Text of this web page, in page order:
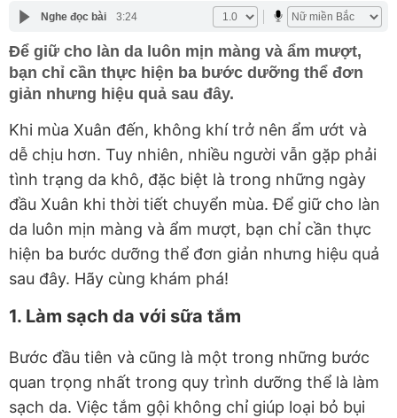
Nghe đọc bài 3:24
Để giữ cho làn da luôn mịn màng và ẩm mượt,
bạn chỉ cần thực hiện ba bước dưỡng thể đơn
giản nhưng hiệu quả sau đây.
Khi mùa Xuân đến, không khí trở nên ẩm ướt và
dễ chịu hơn. Tuy nhiên, nhiều người vẫn gặp phải
tình trạng da khô, đặc biệt là trong những ngày
đầu Xuân khi thời tiết chuyển mùa. Để giữ cho làn
da luôn mịn màng và ẩm mượt, bạn chỉ cần thực
hiện ba bước dưỡng thể đơn giản nhưng hiệu quả
sau đây. Hãy cùng khám phá!
1. Làm sạch da với sữa tắm
Bước đầu tiên và cũng là một trong những bước
quan trọng nhất trong quy trình dưỡng thể là làm
sạch da. Việc tắm gội không chỉ giúp loại bỏ bụi